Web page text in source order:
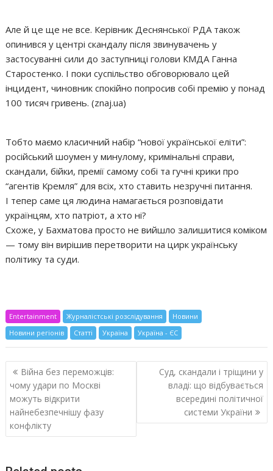
Але й це ще не все. Керівник Деснянської РДА також
опинився у центрі скандалу після звинувачень у
застосуванні сили до заступниці голови КМДА Ганна
Старостенко. І поки суспільство обговорювало цей
інцидент, чиновник спокійно попросив собі премію у понад
100 тисяч гривень. (znaj.ua)
Тобто маємо класичний набір “нової української еліти”:
російський шоумен у минулому, кримінальні справи,
скандали, бійки, премії самому собі та гучні крики про
“агентів Кремля” для всіх, хто ставить незручні питання.
І тепер саме ця людина намагається розповідати
українцям, хто патріот, а хто ні?
Схоже, у Бахматова просто не вийшло залишитися коміком
— тому він вирішив перетворити на цирк українську
політику та суди.
Entertainment Журналістські розслідування
Новини
Новини регіонів
Статті Україна Україна - ЄС
Навигация
по
записям
Війна без переможців:
чому удари по Москві
можуть відкрити
найнебезпечнішу фазу
конфлікту
Суд, скандали і тріщини у
владі: що відбувається
всередині політичної
системи України